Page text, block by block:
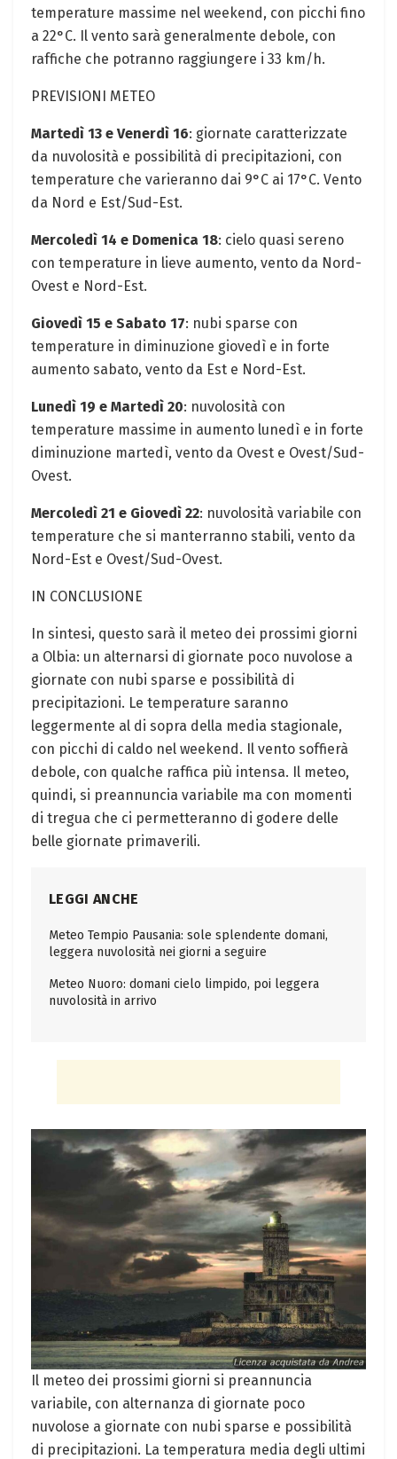
temperature massime nel weekend, con picchi fino
a 22°C. Il vento sarà generalmente debole, con
raffiche che potranno raggiungere i 33 km/h.
PREVISIONI METEO
Martedì 13 e Venerdì 16: giornate caratterizzate
da nuvolosità e possibilità di precipitazioni, con
temperature che varieranno dai 9°C ai 17°C. Vento
da Nord e Est/Sud-Est.
Mercoledì 14 e Domenica 18: cielo quasi sereno
con temperature in lieve aumento, vento da Nord-
Ovest e Nord-Est.
Giovedì 15 e Sabato 17: nubi sparse con
temperature in diminuzione giovedì e in forte
aumento sabato, vento da Est e Nord-Est.
Lunedì 19 e Martedì 20: nuvolosità con
temperature massime in aumento lunedì e in forte
diminuzione martedì, vento da Ovest e Ovest/Sud-
Ovest.
Mercoledì 21 e Giovedì 22: nuvolosità variabile con
temperature che si manterranno stabili, vento da
Nord-Est e Ovest/Sud-Ovest.
IN CONCLUSIONE
In sintesi, questo sarà il meteo dei prossimi giorni
a Olbia: un alternarsi di giornate poco nuvolose a
giornate con nubi sparse e possibilità di
precipitazioni. Le temperature saranno
leggermente al di sopra della media stagionale,
con picchi di caldo nel weekend. Il vento soffierà
debole, con qualche raffica più intensa. Il meteo,
quindi, si preannuncia variabile ma con momenti
di tregua che ci permetteranno di godere delle
belle giornate primaverili.
LEGGI ANCHE
Meteo Tempio Pausania: sole splendente domani,
leggera nuvolosità nei giorni a seguire
Meteo Nuoro: domani cielo limpido, poi leggera
nuvolosità in arrivo
Il meteo dei prossimi giorni si preannuncia
variabile, con alternanza di giornate poco
nuvolose a giornate con nubi sparse e possibilità
di precipitazioni. La temperatura media degli ultimi